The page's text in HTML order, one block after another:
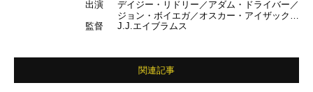
出演
デイジー・リドリー／アダム・ドライバー／
ジョン・ボイエガ／オスカー・アイザック／
ルピタ・ニョンゴ／ドーナル・グリーソン／
チャード・E・グラント／ケリー・ラッセル
／マーク・ハミル／アンソニー・ダニエルズ
／ビリー・ディー・ウィリアムズ ほか【日
監督 J.J.エイブラムス
関連記事